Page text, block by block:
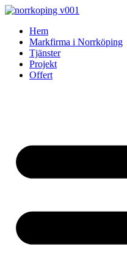
Skip
contentHem
Markfirma i Norrköping
Tjänster
Projekt
Offert